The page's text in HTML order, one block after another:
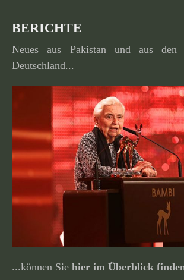
BERICHTE
Neues aus Pakistan und aus den
Deutschland...
...können Sie hier im Überblick